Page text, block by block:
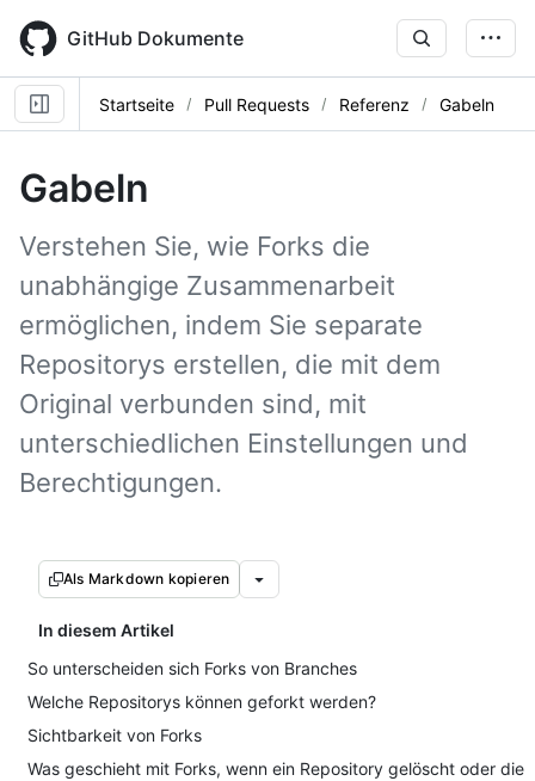
main
content
GitHub Dokumente
Startseite Pull Requests Referenz Gabeln
Gabeln
Verstehen Sie, wie Forks die
unabhängige Zusammenarbeit
ermöglichen, indem Sie separate
Repositorys erstellen, die mit dem
Original verbunden sind, mit
unterschiedlichen Einstellungen und
Berechtigungen.
Als Markdown kopieren
In diesem Artikel
So unterscheiden sich Forks von Branches
Welche Repositorys können geforkt werden?
Sichtbarkeit von Forks
Was geschieht mit Forks, wenn ein Repository gelöscht oder die